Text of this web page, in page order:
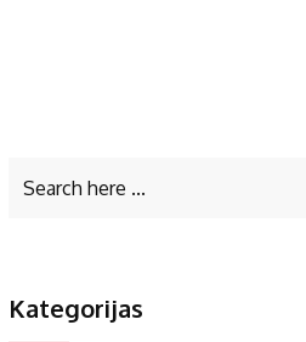
Kategorijas